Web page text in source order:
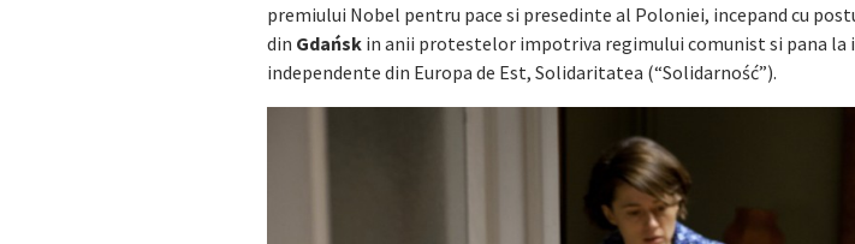
premiului Nobel pentru pace si presedinte al Poloniei, incepand cu
din Gdańsk in anii protestelor impotriva regimului comunist si pana
independente din Europa de Est, Solidaritatea (“Solidarność”).